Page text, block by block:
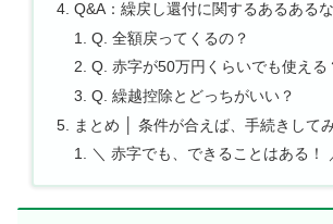
Q&A：繰戻し還付に関するあるある
Q. 全額戻ってくるの？
Q. 赤字が50万円くらいでも使える
Q. 繰越控除とどっちがいい？
まとめ │ 条件が合えば、手続きして
＼ 赤字でも、できることはある！